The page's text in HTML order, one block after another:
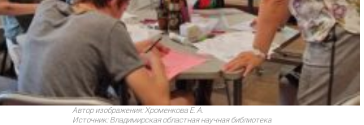
Автор изображения:Хроменкова Е. А.
Источник:Владимирская областная научная библиотека